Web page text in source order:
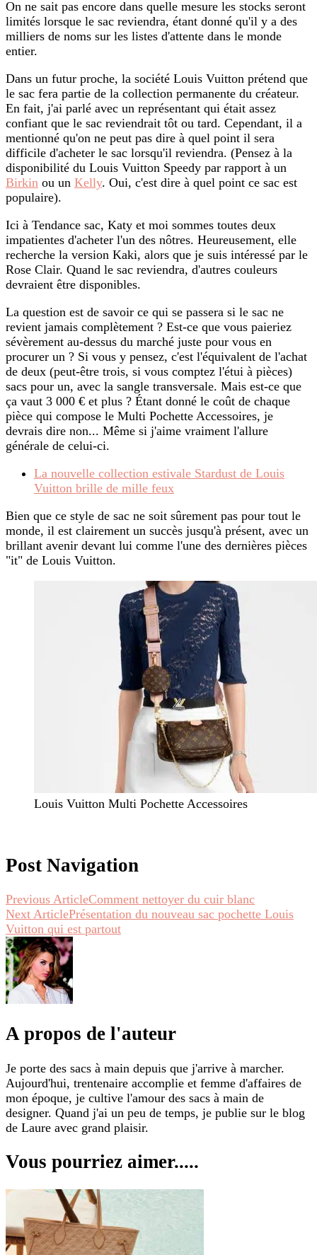
On ne sait pas encore dans quelle mesure les stocks seront
limités lorsque le sac reviendra, étant donné qu'il y a des
milliers de noms sur les listes d'attente dans le monde
entier.
Dans un futur proche, la société Louis Vuitton prétend que
le sac fera partie de la collection permanente du créateur.
En fait, j'ai parlé avec un représentant qui était assez
confiant que le sac reviendrait tôt ou tard. Cependant, il a
mentionné qu'on ne peut pas dire à quel point il sera
difficile d'acheter le sac lorsqu'il reviendra. (Pensez à la
disponibilité du Louis Vuitton Speedy par rapport à un
Birkin ou un Kelly. Oui, c'est dire à quel point ce sac est
populaire).
Ici à Tendance sac, Katy et moi sommes toutes deux
impatientes d'acheter l'un des nôtres. Heureusement, elle
recherche la version Kaki, alors que je suis intéressé par le
Rose Clair. Quand le sac reviendra, d'autres couleurs
devraient être disponibles.
La question est de savoir ce qui se passera si le sac ne
revient jamais complètement ? Est-ce que vous paieriez
sévèrement au-dessus du marché juste pour vous en
procurer un ? Si vous y pensez, c'est l'équivalent de l'achat
de deux (peut-être trois, si vous comptez l'étui à pièces)
sacs pour un, avec la sangle transversale. Mais est-ce que
ça vaut 3 000 € et plus ? Étant donné le coût de chaque
pièce qui compose le Multi Pochette Accessoires, je
devrais dire non... Même si j'aime vraiment l'allure
générale de celui-ci.
La nouvelle collection estivale Stardust de Louis
Vuitton brille de mille feux
Bien que ce style de sac ne soit sûrement pas pour tout le
monde, il est clairement un succès jusqu'à présent, avec un
brillant avenir devant lui comme l'une des dernières pièces
"it" de Louis Vuitton.
Louis Vuitton Multi Pochette Accessoires
Post Navigation
Previous ArticleComment nettoyer du cuir blanc
Next ArticlePrésentation du nouveau sac pochette Louis
Vuitton qui est partout
A propos de l'auteur
Je porte des sacs à main depuis que j'arrive à marcher.
Aujourd'hui, trentenaire accomplie et femme d'affaires de
mon époque, je cultive l'amour des sacs à main de
designer. Quand j'ai un peu de temps, je publie sur le blog
de Laure avec grand plaisir.
Vous pourriez aimer.....